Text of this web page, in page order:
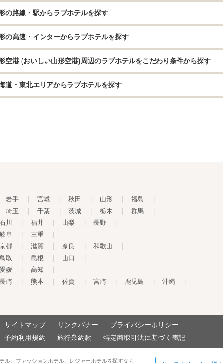
の路線・駅からラブホテルを探す
の高速・インターからラブホテルを探す
空港 (おいしい山形空港)周辺のラブホテルをこだわり条件から探す
道・東北エリアからラブホテルを探す
岩手 宮城 秋田 山形 福島
埼玉 千葉 茨城 栃木 群馬
石川 福井 山梨 長野
岐阜 三重
京都 滋賀 奈良 和歌山
鳥取 島根 山口
愛媛 高知
長崎 熊本 佐賀 宮崎 鹿児島 沖縄
サイトマップ リンクバナー
プライバシーポリシー
予約利用規約 旅行業約款 特定商取引法に基づく表記
ル、ファッションホテル、レジャーホテルを探すなら